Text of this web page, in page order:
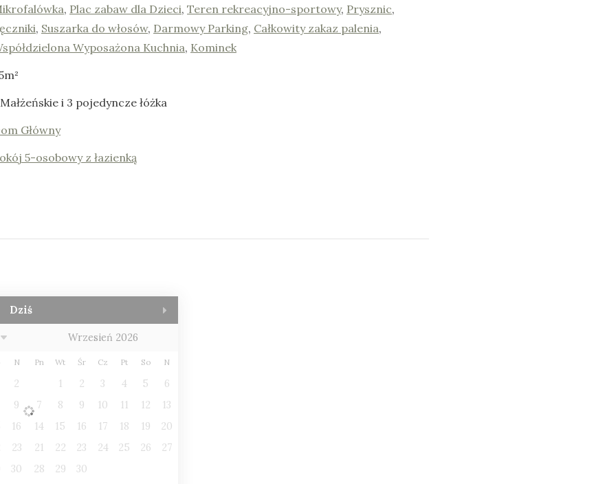
, Plac zabaw dla Dzieci, Teren rekreacyjno-sportowy, Prysznic,
, Suszarka do włosów, Darmowy Parking, Całkowity zakaz palenia,
Wyposażona Kuchnia, Kominek
i 3 pojedyncze łóżka
Główny
5-osobowy z łazienką
Dziś
N
2
9
16
23
30
Wrzesień 2026
Pn Wt Śr Cz Pt So N
1 2 3 4 5
6
7
8 9 10 11 12
13
14
15 16 17 18 19
20
21
22 23 24 25 26
27
28
29 30